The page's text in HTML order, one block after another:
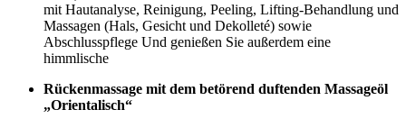
mit Hautanalyse, Reinigung, Peeling, Lifting-Behandlung und
Massagen (Hals, Gesicht und Dekolleté) sowie
Abschlusspflege Und genießen Sie außerdem eine
himmlische
Rückenmassage mit dem betörend duftenden Massageöl
„Orientalisch“